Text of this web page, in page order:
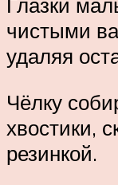
чистыми
удаляя
Чёлку
хвостики,
резинкой.